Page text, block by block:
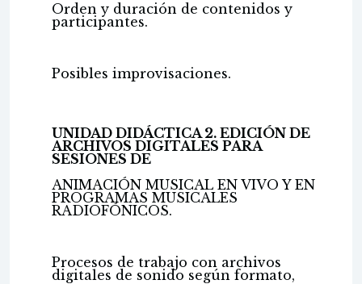
Orden y duración de contenidos y
participantes.
Posibles improvisaciones.
UNIDAD DIDÁCTICA 2. EDICIÓN DE
ARCHIVOS DIGITALES PARA
SESIONES DE
ANIMACIÓN MUSICAL EN VIVO Y EN
PROGRAMAS MUSICALES
RADIOFÓNICOS.
Procesos de trabajo con archivos
digitales de sonido según formato,